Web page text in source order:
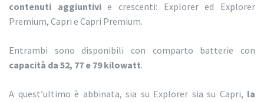
contenuti aggiuntivie crescenti: Explorer ed Explorer
Premium, Capri e Capri Premium.
Entrambi sono disponibili con comparto batterie con
capacità da 52, 77 e 79 kilowatt.
A quest’ultimo è abbinata, sia su Explorer sia su Capri, la